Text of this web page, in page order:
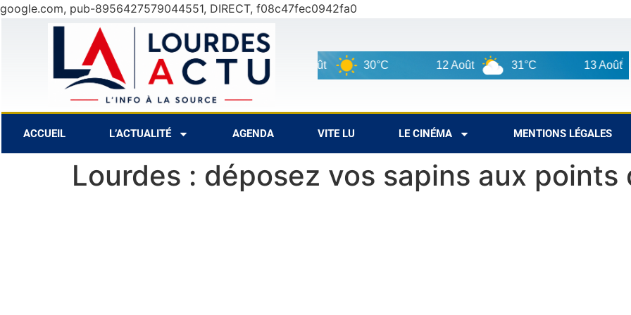
google.com, pub-8956427579044551, DIRECT, f08c47fec0942fa0
10 Août 28°C 30°C 12 Août 31°C 13 Août
ACCUEIL L’ACTUALITÉ AGENDA VITE LU LE CINÉMA MENTIONS LÉGALES
Lourdes : déposez vos sapins aux